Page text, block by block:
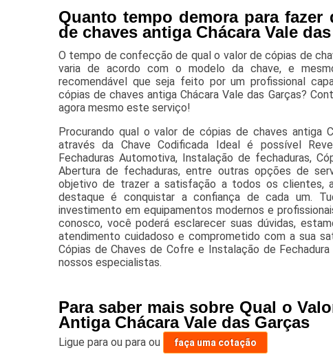
Quanto tempo demora para
de chaves antiga Chácara Vale
O tempo de confecção de qual o valor de cópias de
varia de acordo com o modelo da chave, e
recomendável que seja feito por um profissional
cópias de chaves antiga Chácara Vale das Garças?
agora mesmo este serviço!
Procurando qual o valor de cópias de chaves antiga
através da Chave Codificada Ideal é possível
Fechaduras Automotiva, Instalação de fechaduras,
Abertura de fechaduras, entre outras opções de
objetivo de trazer a satisfação a todos os clientes,
destaque é conquistar a confiança de cada um.
investimento em equipamentos modernos e
conosco, você poderá esclarecer suas dúvidas,
atendimento cuidadoso e comprometido com a sua
Cópias de Chaves de Cofre e Instalação de
nossos especialistas.
Para saber mais sobre Qual o
Antiga Chácara Vale das Garças
Ligue para ou para ou faça uma cotação